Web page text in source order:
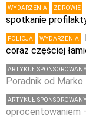
WYDARZENIA ZDROWIE
spotkanie
POLICJA WYDARZENIA
coraz częściej
ARTYKUŁ
Poradnik od Marko
ARTYKUŁ
oprocentowaniem